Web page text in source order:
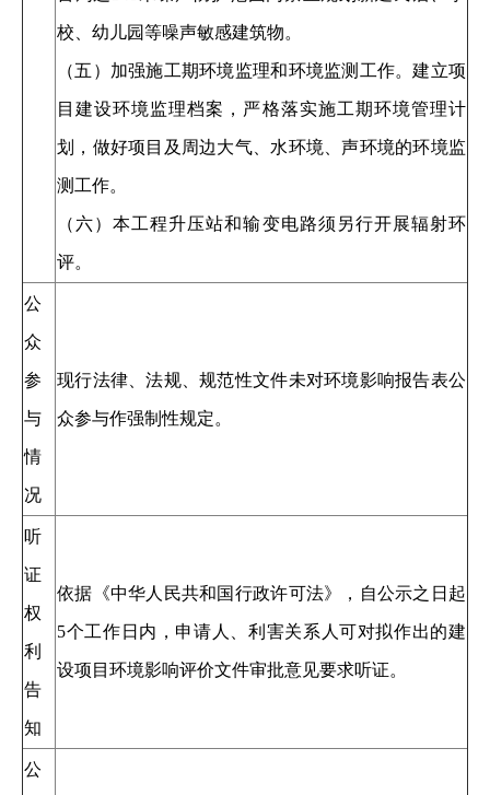
校、幼儿园等噪声敏感建筑物。
（五）加强施工期环境监理和环境监测工作。建立项
目建设环境监理档案，严格落实施工期环境管理计
划，做好项目及周边大气、水环境、声环境的环境监
测工作。
（六）本工程升压站和输变电路须另行开展辐射环
评。
公
众
参
与
情
况
现行法律、法规、规范性文件未对环境影响报告表公
众参与作强制性规定。
听
证
权
利
告
知
依据《中华人民共和国行政许可法》，自公示之日起
5个工作日内，申请人、利害关系人可对拟作出的建
设项目环境影响评价文件审批意见要求听证。
公